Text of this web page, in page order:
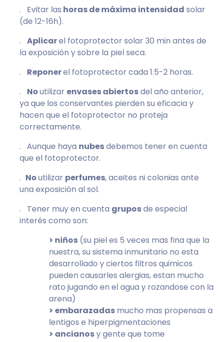
. Evitar las horas de máxima intensidad solar
(de 12-16h).
. Aplicarel fotoprotector solar 30 min antes de
la exposición y sobre la piel seca.
. Reponerel fotoprotector cada 1.5-2 horas.
. Noutilizar envases abiertosdel año anterior,
ya que los conservantes pierden su eficacia y
hacen que el fotoprotector no proteja
correctamente.
. Aunque haya nubesdebemos tener en cuenta
que el fotoprotector.
. Noutilizar perfumes, aceites ni colonias ante
una exposición al sol.
. Tener muy en cuenta gruposde especial
interés como son:
> niños (su piel es 5 veces mas fina que la
nuestra, su sistema inmunitario no esta
desarrollado y ciertos filtros quimicos
pueden causarles alergias, estan mucho
rato jugando en el agua y rozandose con la
arena)
> embarazadas mucho mas propensas a
lentigos e hiperpigmentaciones
> ancianosy gente que tome